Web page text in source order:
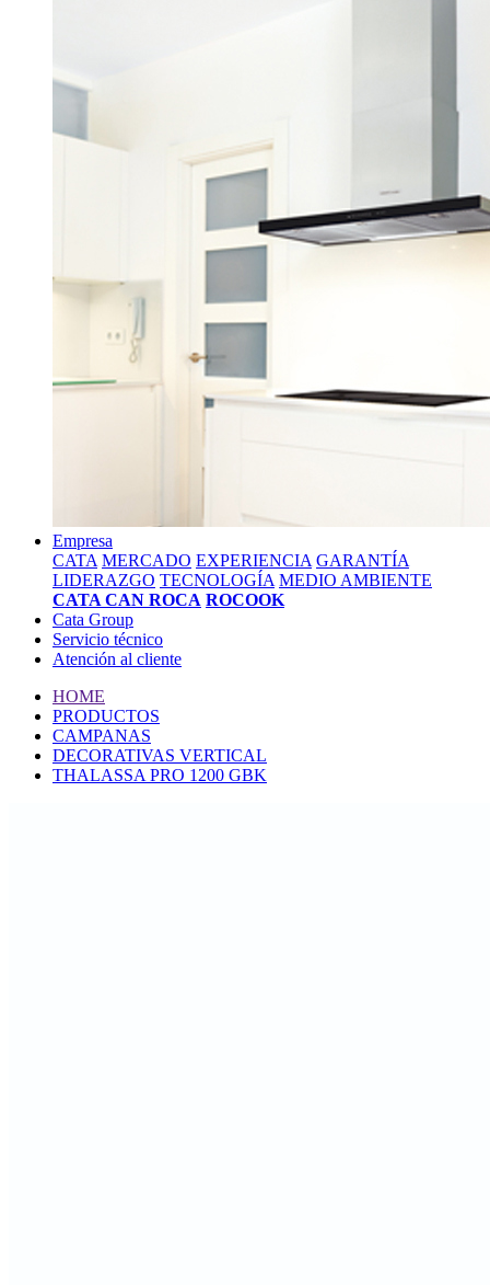
Empresa
CATA MERCADO EXPERIENCIA GARANTÍA
LIDERAZGO TECNOLOGÍA MEDIO AMBIENTE
CATA CAN ROCA ROCOOK
Cata Group
Servicio técnico
Atención al cliente
HOME
PRODUCTOS
CAMPANAS
DECORATIVAS VERTICAL
THALASSA PRO 1200 GBK